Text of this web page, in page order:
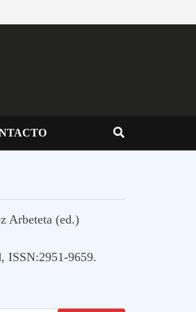
Arbeteta (ed.)
ISSN:2951-9659.